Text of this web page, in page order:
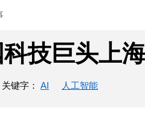
技巨头上
关键字： AI 人工智能